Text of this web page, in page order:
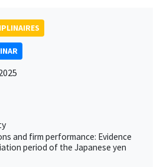
and firm performance: Evidence
period of the Japanese yen